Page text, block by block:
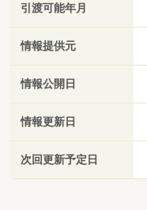
引渡可能年月
情報提供元
情報公開日
情報更新日
次回更新予定日